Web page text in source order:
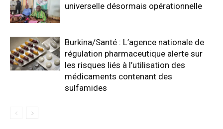
universelle désormais opérationnelle
Burkina/Santé : L’agence nationale de
régulation pharmaceutique alerte sur
les risques liés à l’utilisation des
médicaments contenant des
sulfamides